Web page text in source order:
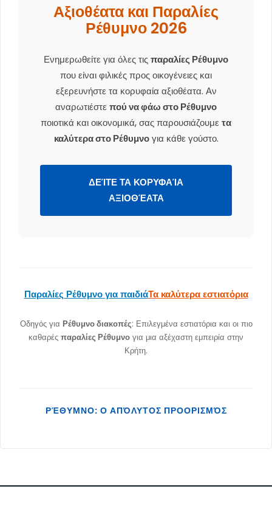
Αξιοθέατα και Παραλίες
Ρέθυμνο 2026
Ενημερωθείτε για όλες τιςπαραλίες Ρέθυμνο
που είναι φιλικές προς οικογένειες και
εξερευνήστε τα κορυφαία αξιοθέατα. Αν
αναρωτιέστεπού να φάω στο Ρέθυμνο
ποιοτικά και οικονομικά, σας παρουσιάζουμετα
καλύτερα στο Ρέθυμνογια κάθε γούστο.
ΔΕΊΤΕ ΤΑ ΚΟΡΥΦΑΊΑ
ΑΞΙΟΘΈΑΤΑ
Παραλίες Ρέθυμνο για παιδιάΤα καλύτερα εστιατόρια
Οδηγός για Ρέθυμνο διακοπές: Επιλεγμένα εστιατόρια και οι πιο
καθαρές παραλίες Ρέθυμνο για μια αξέχαστη εμπειρία στην
Κρήτη.
ΡΈΘΥΜΝΟ: Ο ΑΠΌΛΥΤΟΣ ΠΡΟΟΡΙΣΜΌΣ